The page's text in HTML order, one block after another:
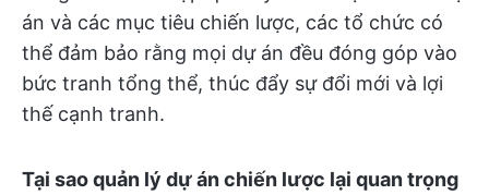
án và các mục tiêu chiến lược, các tổ chức có
thể đảm bảo rằng mọi dự án đều đóng góp vào
bức tranh tổng thể, thúc đẩy sự đổi mới và lợi
thế cạnh tranh.
Tại sao quản lý dự án chiến lược lại quan trọng